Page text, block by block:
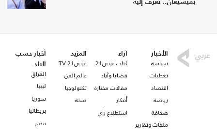
بميشيغان.. تعرف إليه
الأخبار
سياسة
تغطيات
اقتصاد
رياضة
صحافة
ملفات وتقارير
آراء
كتاب عربي21
قضايا وآراء
مقالات مختارة
أفكار
استطلاع رأي
المزيد
عربي21 TV
عالم الفن
تكنولوجيا
صحة
أخبار حسب
البلد
العراق
ليبيا
سوريا
بريطانيا
مصر